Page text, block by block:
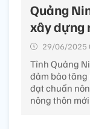
Quảng
xây dựng
29/06/2025
Tỉnh Quảng
đảm bảo
đạt chuẩn
nông thôn